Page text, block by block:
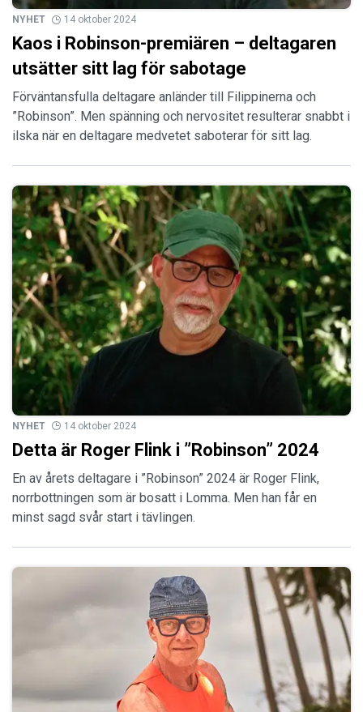
NYHET 14 oktober 2024
Kaos i Robinson-premiären – deltagaren
utsätter sitt lag för sabotage
Förväntansfulla deltagare anländer till Filippinerna och
”Robinson”. Men spänning och nervositet resulterar snabbt i
ilska när en deltagare medvetet saboterar för sitt lag.
NYHET 14 oktober 2024
Detta är Roger Flink i ”Robinson” 2024
En av årets deltagare i ”Robinson” 2024 är Roger Flink,
norrbottningen som är bosatt i Lomma. Men han får en
minst sagd svår start i tävlingen.